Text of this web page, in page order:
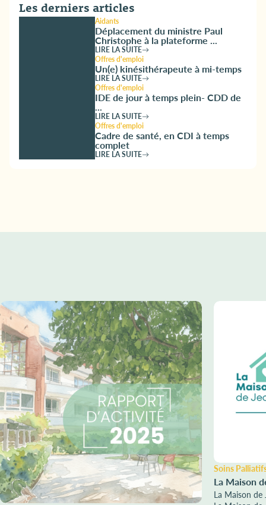
Les derniers articles
Aidants
Déplacement du ministre Paul
Christophe à la plateforme ...
LIRE LA SUITE
Offres d'emploi
Un(e) kinésithérapeute à mi-temps
LIRE LA SUITE
Offres d'emploi
IDE de jour à temps plein- CDD de
...
LIRE LA SUITE
Offres d'emploi
Cadre de santé, en CDI à temps
complet
LIRE LA SUITE
Soins
La Maison
La Maison de